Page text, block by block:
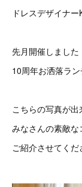
ドレスデザイナ
先月開催しました
10周年お洒落ラ
こちらの写真が
みなさんの素敵な
ご紹介させてく